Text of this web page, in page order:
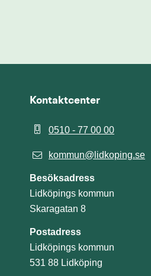
Kontaktcenter
0510 - 77 00 00
kommun@lidkoping.se
Besöksadress
Lidköpings kommun
Skaragatan 8
Postadress
Lidköpings kommun
531 88 Lidköping